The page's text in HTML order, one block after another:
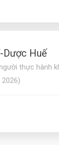
Dược Huế
thực hành